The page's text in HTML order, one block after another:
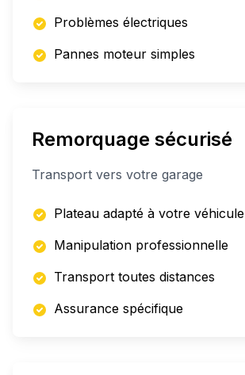
Problèmes électriques
Pannes moteur simples
Remorquage sécurisé
Transport vers votre garage
Plateau adapté à votre véhicule
Manipulation professionnelle
Transport toutes distances
Assurance spécifique